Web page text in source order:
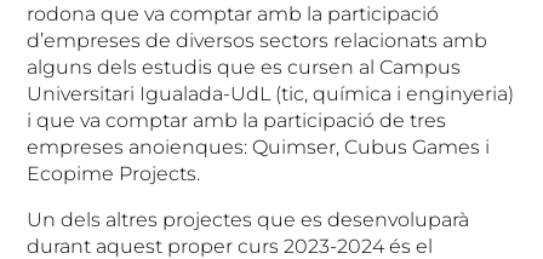
rodona que va comptar amb la participació
d’empreses de diversos sectors relacionats amb
alguns dels estudis que es cursen al Campus
Universitari Igualada-UdL (tic, química i enginyeria)
i que va comptar amb la participació de tres
empreses anoienques: Quimser, Cubus Games i
Ecopime Projects.
Un dels altres projectes que es desenvoluparà
durant aquest proper curs 2023-2024 és el